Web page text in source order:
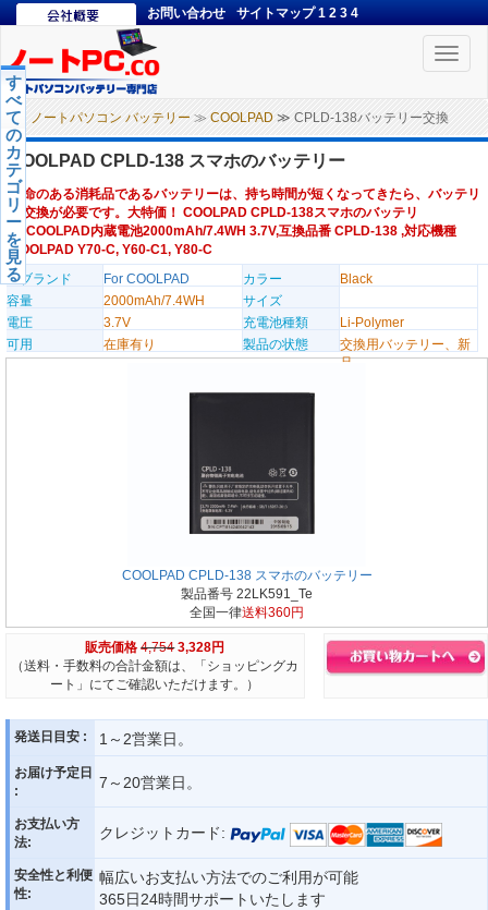
お問い合わせ サイトマップ 1 2 3 4
Toggle
ノートパソコン バッテリー ≫ COOLPAD ≫ CPLD-138バッテリー交換
す
べ
て
の
カ
テ
ゴ
リ
ー
を
見
る
COOLPAD CPLD-138 スマホのバッテリー
寿命のある消耗品であるバッテリーは、持ち時間が短くなってきたら、バッテリ
ー交換が必要です。大特価！ COOLPAD CPLD-138スマホのバッテリ
ー,COOLPAD内蔵電池2000mAh/7.4WH 3.7V,互換品番 CPLD-138 ,対応機種
COOLPAD Y70-C, Y60-C1, Y80-C
のブランド
For COOLPAD カラー
Black
容量
2000mAh/7.4WH
サイズ
電圧
3.7V 充電池種類
Li-Polymer
可用
在庫有り 製品の状態
交換用バッテリー、新
品
COOLPAD CPLD-138 スマホのバッテリー
製品番号 22LK591_Te
全国一律送料360円
販売価格 4,754 3,328円
（送料・手数料の合計金額は、「ショッピングカ
ート」にてご確認いただけます。）
発送日目安 : 1～2営業日。
お届け予定日
:
7～20営業日。
お支払い方
法:
クレジットカード:
安全性と利便
性:
幅広いお支払い方法でのご利用が可能
365日24時間サポートいたします